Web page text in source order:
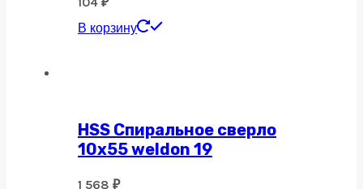
В корзину
HSS Спиральное сверло
10х55 weldon 19
1 568 ₽